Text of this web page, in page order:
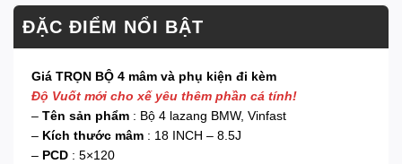
ĐẶC ĐIỂM NỔI BẬT
Giá TRỌN BỘ 4 mâm và phụ kiện đi kèm
Độ Vuốt mới cho xế yêu thêm phần cá tính!
– Tên sản phẩm : Bộ 4 lazang BMW, Vinfast
– Kích thước mâm : 18 INCH – 8.5J
– PCD : 5×120